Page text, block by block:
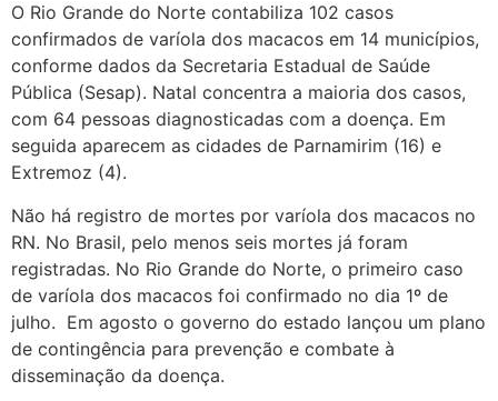
O Rio Grande do Norte contabiliza 102 casos
confirmados de varíola dos macacos em 14 municípios,
conforme dados da Secretaria Estadual de Saúde
Pública (Sesap). Natal concentra a maioria dos casos,
com 64 pessoas diagnosticadas com a doença. Em
seguida aparecem as cidades de Parnamirim (16) e
Extremoz (4).
Não há registro de mortes por varíola dos macacos no
RN. No Brasil, pelo menos seis mortes já foram
registradas. No Rio Grande do Norte, o primeiro caso
de varíola dos macacos foi confirmado no dia 1º de
julho. Em agosto o governo do estado lançou um plano
de contingência para prevenção e combate à
disseminação da doença.